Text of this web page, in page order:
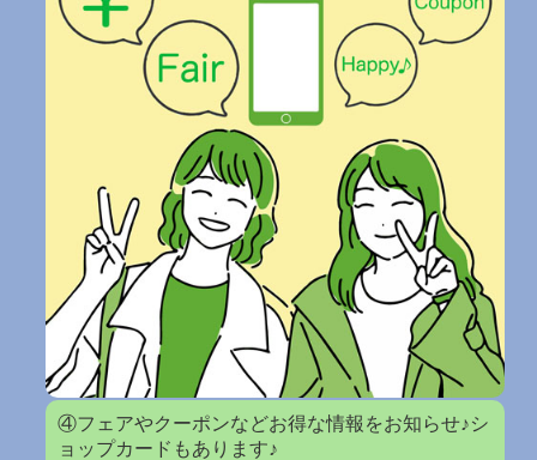
④フェアやクーポンなどお得な情報をお知らせ♪シ
ョップカードもあります♪